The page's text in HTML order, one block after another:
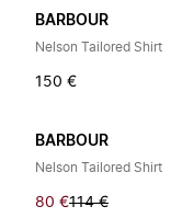
BARBOUR
Nelson Tailored Shirt
150 €
BARBOUR
Nelson Tailored Shirt
80 €114 €